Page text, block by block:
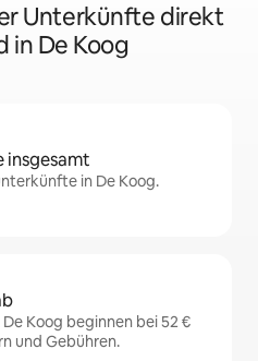
Unterkünfte direkt
in De Koog
insgesamt
in De Koog.
Koog beginnen bei 52 €
und Gebühren.